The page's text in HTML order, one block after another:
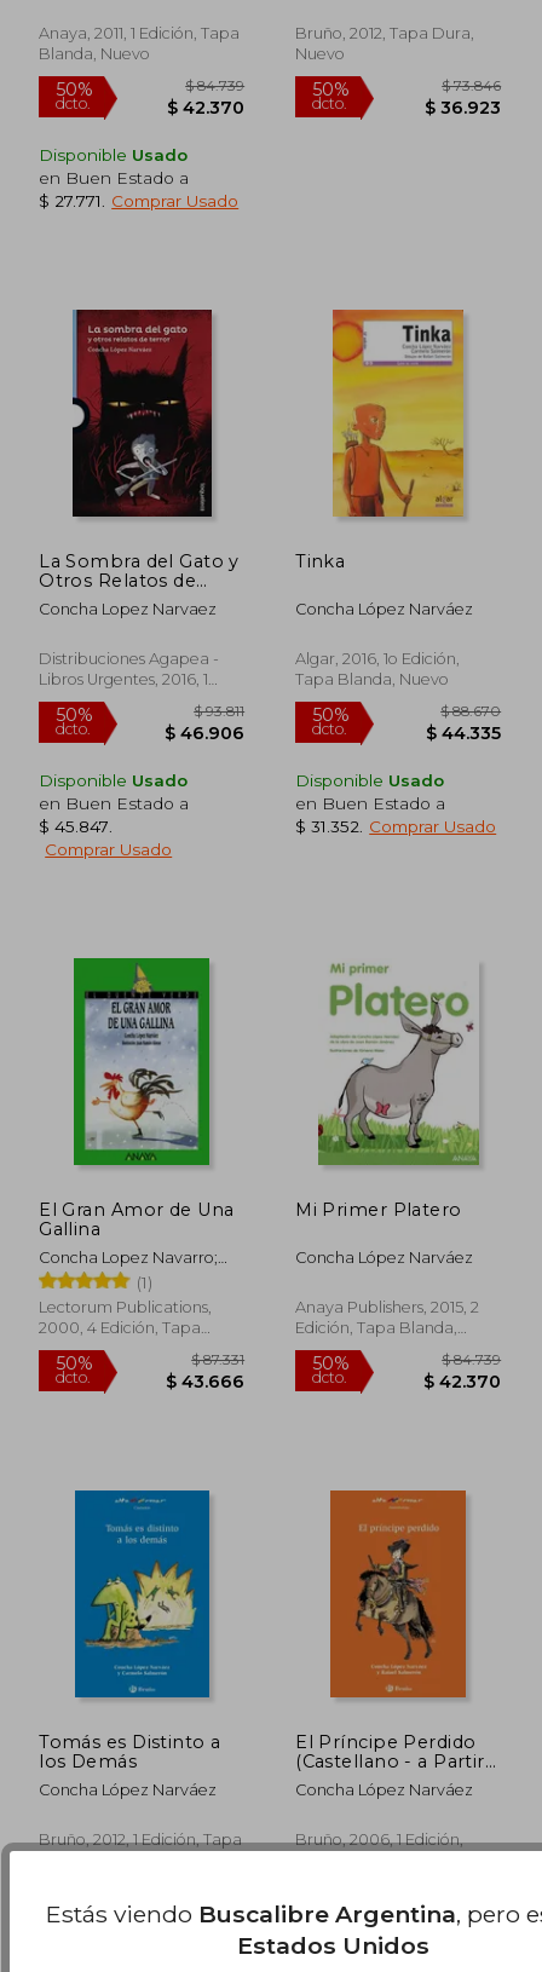
50%
dcto. $ 39.216
50%
dcto.
Anaya, 2011, 1 Edición, Tapa
Blanda, Nuevo
50%
Disponible Usado
en Buen Estado a
$ 27.771
Comprar Usado
Bruño, 2012, Tapa Dura,
Nuevo
50%
dcto.
La Sombra del Gato y
Otros Relatos de
Terror
Concha Lopez Narvaez
Distribuciones Agapea -
Libros Urgentes, 2016, 1
Edición, Tapa Blanda,
Nuevo
50%
dcto.
$ 93.811
$ 46.906
Disponible Usado
en Buen Estado a
$ 45.847
Comprar Usado
Tinka
Concha López Narváez
Algar, 2016, 1o Edición,
Tapa Blanda, Nuevo
50%
dcto.
Disponible Usado
en Buen Estado a
$ 31.352
Comprar Usado
El Gran Amor de Una
Gallina
Concha Lopez Navarro;
Concha López Narváez
(1)
Lectorum Publications,
2000, 4 Edición, Tapa
Blanda, Nuevo
Mi Primer Platero
Concha López Narváez
Anaya Publishers, 2015, 2
Edición, Tapa Blanda,
Nuevo
Tomás es Distinto a
los Demás
Concha López Narváez
Bruño, 2012, 1 Edición, Tapa
El Príncipe Perdido
(Castellano - a Partir
de 8 Años - Altamar)
Concha López Narváez
Bruño, 2006, 1 Edición,
DisponibleUsado
Estás viendo Buscalibre Argentina, pero
Estados Unidos